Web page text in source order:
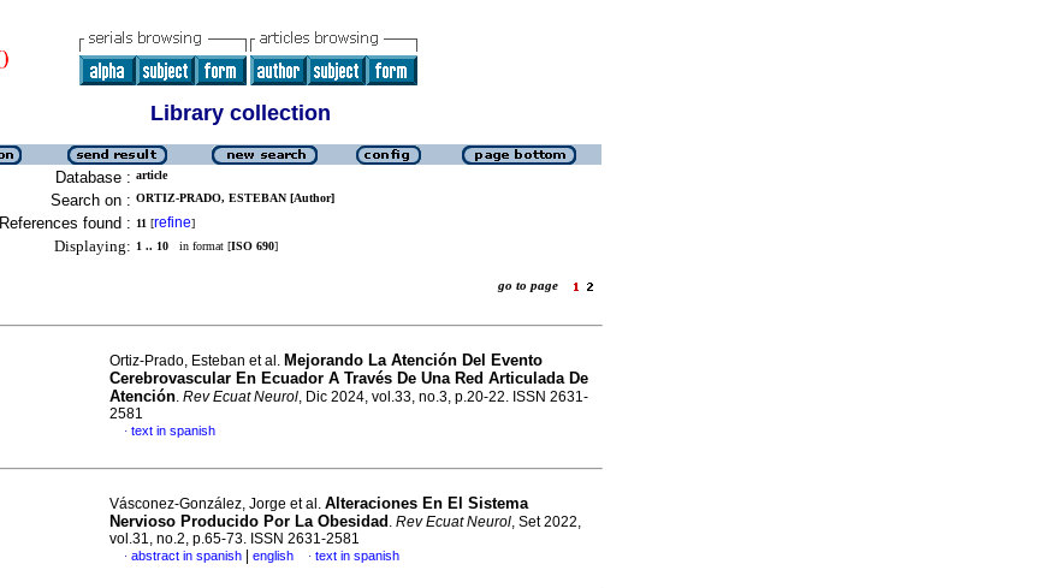
Library collection
Database : article
Search on : ORTIZ-PRADO, ESTEBAN [Author]
References found : 11 [refine]
Displaying: 1 .. 10 in format [ISO 690]
go to page
Ortiz-Prado, Esteban et al. Mejorando La Atención Del Evento
Cerebrovascular En Ecuador A Través De Una Red Articulada De
Atención. Rev Ecuat Neurol, Dic 2024, vol.33, no.3, p.20-22. ISSN 2631-
2581
· text in spanish
Vásconez-González, Jorge et al. Alteraciones En El Sistema
Nervioso Producido Por La Obesidad . Rev Ecuat Neurol, Set 2022,
vol.31, no.2, p.65-73. ISSN 2631-2581
· abstract in spanish english · text in spanish